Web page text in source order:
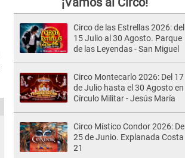
Circo de las Estrellas 2026: del
15 Julio al 30 Agosto. Parque
de las Leyendas - San Miguel
Circo Montecarlo 2026: Del 17
de Julio hasta el 30 Agosto en
Círculo Militar - Jesús María
Circo Místico Condor 2026: Del
25 de Junio. Explanada Costa
21